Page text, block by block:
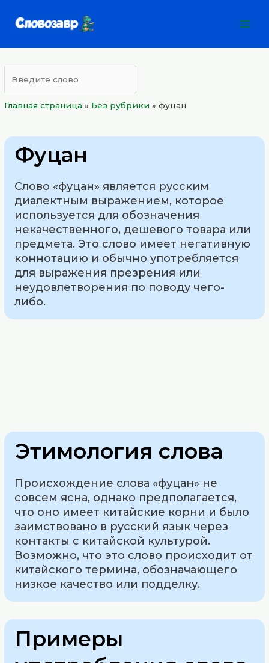
Главная страница » Без рубрики »фуцан
Фуцан
Слово «фуцан» является русским
диалектным выражением, которое
используется для обозначения
некачественного, дешевого товара или
предмета. Это слово имеет негативную
коннотацию и обычно употребляется
для выражения презрения или
неудовлетворения по поводу чего-
либо.
Этимология слова
Происхождение слова «фуцан» не
совсем ясна, однако предполагается,
что оно имеет китайские корни и было
заимствовано в русский язык через
контакты с китайской культурой.
Возможно, что это слово происходит от
китайского термина, обозначающего
низкое качество или подделку.
Примеры